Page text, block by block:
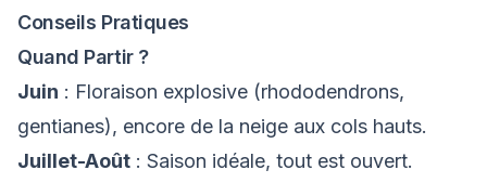
Conseils Pratiques
Quand Partir ?
Juin : Floraison explosive (rhododendrons,
gentianes), encore de la neige aux cols hauts.
Juillet-Août : Saison idéale, tout est ouvert.